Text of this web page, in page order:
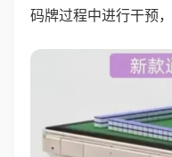
码牌过程中进行干预